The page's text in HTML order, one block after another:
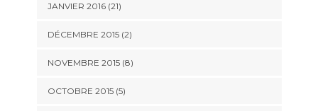
JANVIER 2016 (21)
DÉCEMBRE 2015 (2)
NOVEMBRE 2015 (8)
OCTOBRE 2015 (5)